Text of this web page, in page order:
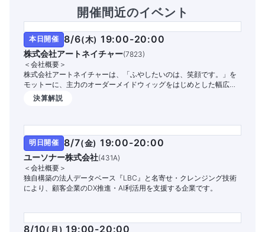
開催間近のイベント
本日開催 8/6(木) 19:00-20:00
株式会社アートネイチャー(7823)
＜会社概要＞
株式会社アートネイチャーは、「ふやしたいのは、笑顔です。」を
モットーに、主力のオーダーメイドウィッグをはじめとした幅広い
商品・サービスを提供する国内シェアNo.1の総合毛髪企業です。
決算解説
明日開催 8/7(金) 19:00-20:00
ユーソナー株式会社(431A)
＜会社概要＞
独自構築の法人データベース『LBC』と名寄せ・クレンジング技術
により、顧客企業のDX推進・AI利活用を支援する企業です。
8/10( 月) 19:00-20:00